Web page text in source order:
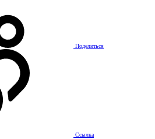
Поделиться
Ссылка